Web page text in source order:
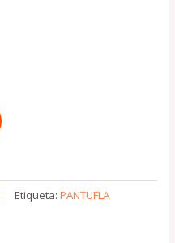
Etiqueta:PANTUFLA